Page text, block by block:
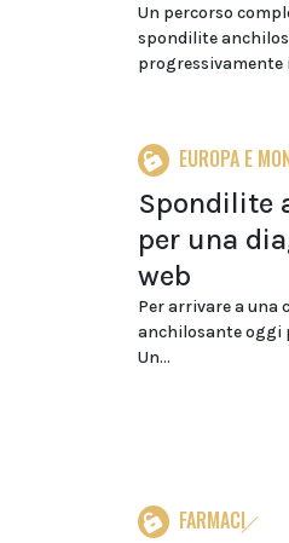
Un percorso
spondilite
progressivamente
EUROPA E
Spondilite
per una
web
Per arrivare a
anchilosante oggi
Un...
FARMACI